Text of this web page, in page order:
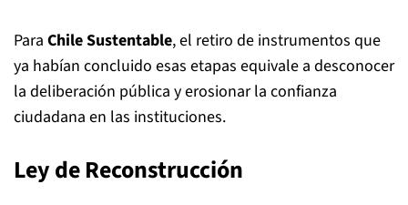
Para Chile Sustentable, el retiro de instrumentos que
ya habían concluido esas etapas equivale a desconocer
la deliberación pública y erosionar la confianza
ciudadana en las instituciones.
Ley de Reconstrucción